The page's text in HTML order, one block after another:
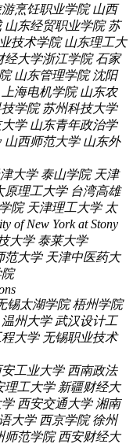
烹饪职业学院 山西
山东经贸职业学院 苏
技术学院 山东理工大
经大学浙江学院 石家
山东管理学院 沈阳
上海电机学院 山东农
学院 苏州科技大学
学 山东青年政治学
山西师范大学 山东外
大学 泰山学院 天津
原理工大学 台湾高雄
院 天津理工大学 太
of New York at Stony
大学 泰莱大学
范大学 天津中医药大
锡太湖学院 梧州学院
温州大学 武汉设计工
大学 无锡职业技术
安工业大学 西南政法
理工大学 新疆财经大
西安交通大学 湘南
大学 西京学院 徐州
师范学院 西安财经大